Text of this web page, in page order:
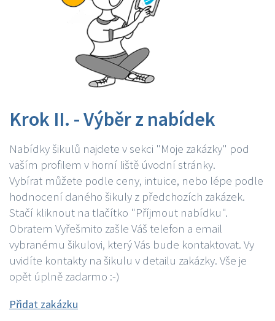
Krok II. - Výběr z nabídek
Nabídky šikulů najdete v sekci "Moje zakázky" pod
vaším profilem v horní liště úvodní stránky.
Vybírat můžete podle ceny, intuice, nebo lépe podle
hodnocení daného šikuly z předchozích zakázek.
Stačí kliknout na tlačítko "Příjmout nabídku".
Obratem Vyřešmito zašle Váš telefon a email
vybranému šikulovi, který Vás bude kontaktovat. Vy
uvidíte kontakty na šikulu v detailu zakázky. Vše je
opět úplně zadarmo :-)
Přidat zakázku